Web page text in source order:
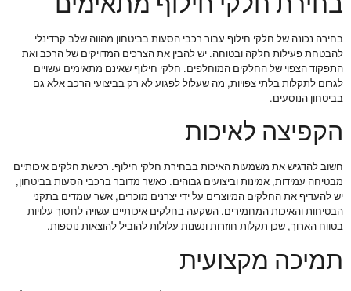
בחירה נכונה של חלקי חילוף עבור רכבי הסעות בביטחון מהווה שלב קרדינלי
להבטחת פעילות חלקה ובטוחה. יש להבין את הצרכים המדויקים של הרכב ואת
התפקוד הצפוי של החלקים המוחלפים. חלקי חילוף שאינם מתאימים עשויים
לגרום לתקלות בלתי צפויות, מה שעלול לפגוע לא רק בביצועי הרכב אלא גם
בביטחון הנוסעים.
הקפיצה לאיכות
חשוב להדגיש את משמעות האיכות בבחירת חלקי חילוף. רכישת חלקים איכותיים
מבטיחה עמידות, אמינות וביצועים גבוהים. כאשר מדובר ברכבי הסעות בביטחון,
יש להעדיף את החלקים המיוצרים על ידי יצרנים מוכרים, אשר עומדים בתקני
הבטיחות והאיכות המחמירים. השקעה בחלקים איכותיים עשויה לחסוך עלויות
בטווח הארוך, שכן תקלות חוזרות ונשנות עלולות להוביל להוצאות נוספות.
תמיכה מקצועית